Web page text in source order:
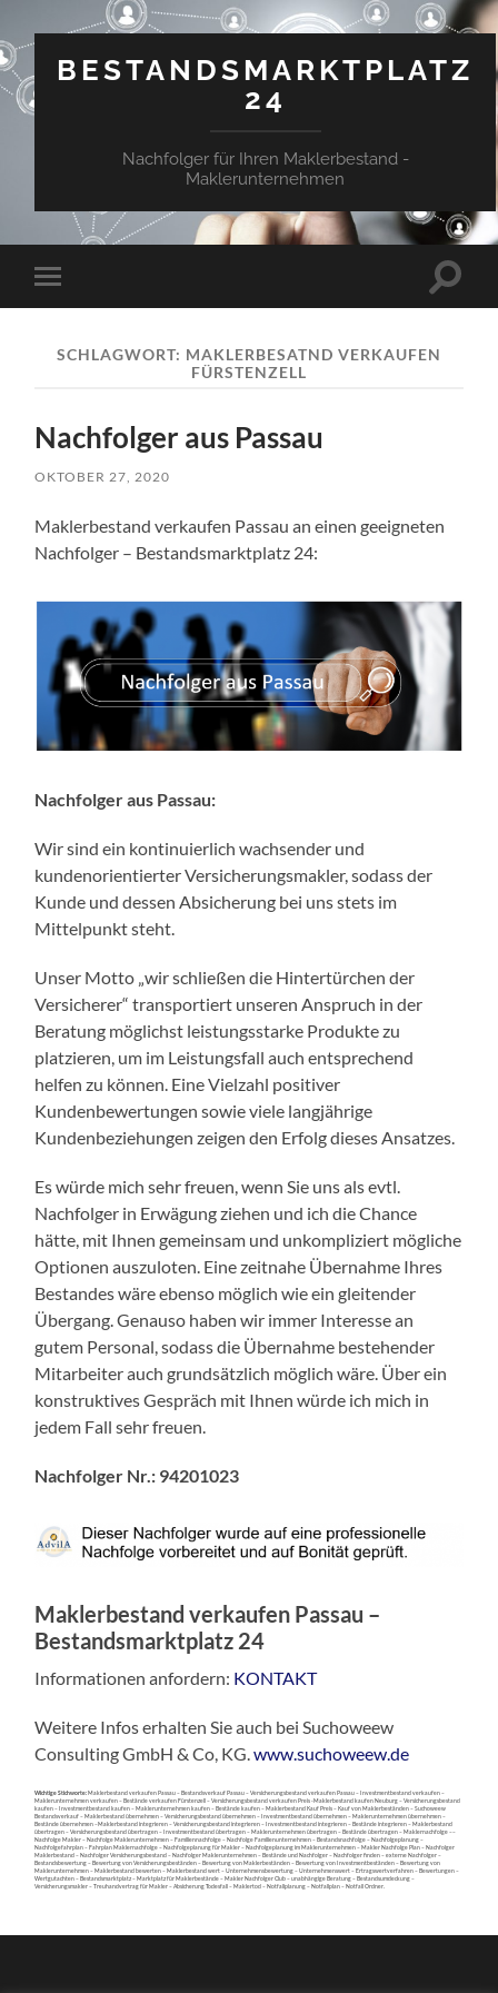
BESTANDSMARKTPLATZ
24
Nachfolger für Ihren Maklerbestand -
Maklerunternehmen
Mobile-
Menü
SCHLAGWORT: MAKLERBESATND VERKAUFEN
FÜRSTENZELL
Nachfolger aus Passau
OKTOBER 27, 2020
Maklerbestand verkaufen Passau an einen geeigneten
Nachfolger – Bestandsmarktplatz 24:
Nachfolger aus Passau:
Wir sind ein kontinuierlich wachsender und
kundenorientierter Versicherungsmakler, sodass der
Kunde und dessen Absicherung bei uns stets im
Mittelpunkt steht.
Unser Motto „wir schließen die Hintertürchen der
Versicherer“ transportiert unseren Anspruch in der
Beratung möglichst leistungsstarke Produkte zu
platzieren, um im Leistungsfall auch entsprechend
helfen zu können. Eine Vielzahl positiver
Kundenbewertungen sowie viele langjährige
Kundenbeziehungen zeigen den Erfolg dieses Ansatzes.
Es würde mich sehr freuen, wenn Sie uns als evtl.
Nachfolger in Erwägung ziehen und ich die Chance
hätte, mit Ihnen gemeinsam und unkompliziert mögliche
Optionen auszuloten. Eine zeitnahe Übernahme Ihres
Bestandes wäre ebenso möglich wie ein gleitender
Übergang. Genauso haben wir immer Interesse an
gutem Personal, sodass die Übernahme bestehender
Mitarbeiter auch grundsätzlich möglich wäre. Über ein
konstruktives Gespräch mit Ihnen würde ich mich in
jedem Fall sehr freuen.
Nachfolger Nr.: 94201023
Maklerbestand verkaufen Passau –
Bestandsmarktplatz 24
Informationen anfordern: KONTAKT
Weitere Infos erhalten Sie auch bei Suchoweew
Consulting GmbH & Co, KG.www.suchoweew.de
Wichtige Stichworte:Maklerbestand verkaufen Passau – Bestandsverkauf Passau – Versicherungsbestand verkaufen Passau – Investmentbestand verkaufen –
Maklerunternehmen verkaufen – Bestände verkaufen Fürstenzell – Versicherungsbestand verkaufen Preis -Maklerbestand kaufen Neuburg – Versicherungsbestand
kaufen – Investmentbestand kaufen – Maklerunternehmen kaufen – Bestände kaufen – Maklerbestand Kauf Preis – Kauf von Maklerbeständen – Suchoweew
Bestandsverkauf – Maklerbestand übernehmen – Versicherungsbestand übernehmen – Investmentbestand übernehmen – Maklerunternehmen übernehmen –
Bestände übernehmen –Maklerbestand integrieren – Versicherungsbestand integrieren – Investmentbestand integrieren – Bestände integrieren – Maklerbestand
übertragen – Versicherungsbestand übertragen – Investmentbestand übertragen – Maklerunternehmen übertragen – Bestände übertragen – Maklernachfolge ––
Nachfolge Makler – Nachfolge Maklerunternehmen – Familiennachfolge – Nachfolge Familienunternehmen – Bestandsnachfolge – Nachfolgeplanung –
Nachfolgefahrplan – Fahrplan Maklernachfolge – Nachfolgeplanung für Makler – Nachfolgeplanung im Maklerunternehmen – Makler Nachfolge Plan – Nachfolger
Maklerbestand – Nachfolger Versicherungsbestand – Nachfolger Maklerunternehmen – Bestände und Nachfolger – Nachfolger finden – externe Nachfolger –
Bestandsbewertung – Bewertung von Versicherungsbeständen – Bewertung von Maklerbeständen – Bewertung von Investmentbeständen – Bewertung von
Maklerunternehmen – Maklerbestand bewerten – Maklerbestand wert – Unternehmensbewertung – Unternehmenswert – Ertragswertverfahren – Bewertungen –
Wertgutachten – Bestandsmarktplatz – Marktplatz für Maklerbestände – Makler Nachfolger Club – unabhängige Beratung – Bestandsumdeckung –
Versicherungsmakler – Treuhandvertrag für Makler – Absicherung Todesfall – Maklertod – Notfallplanung – Notfallplan – Notfall Ordner.